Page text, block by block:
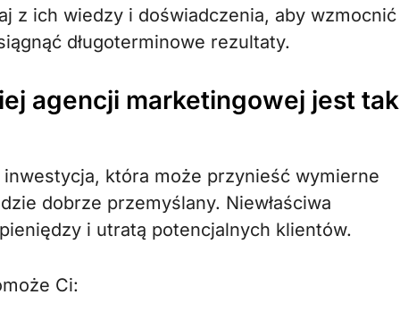
z ich wiedzy i doświadczenia, aby wzmocnić
długoterminowe rezultaty.
agencji marketingowej jest tak
która może przynieść wymierne
dobrze przemyślany. Niewłaściwa
i utratą potencjalnych klientów.
Ci: